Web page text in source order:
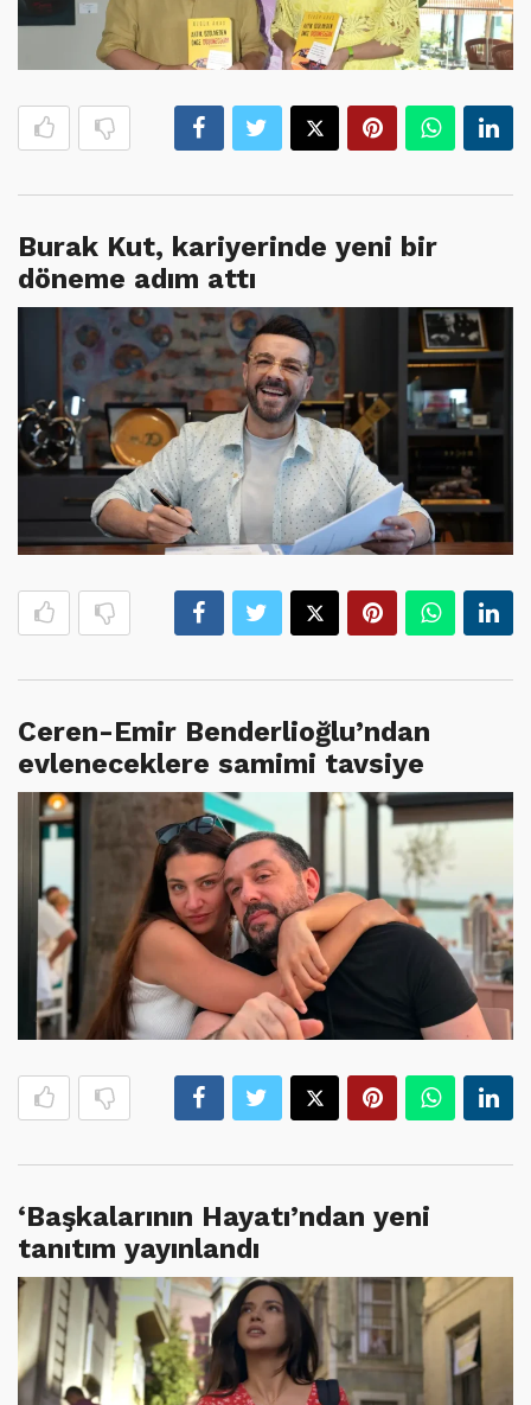
Burak Kut, kariyerinde yeni bir
döneme adım attı
Ceren-Emir Benderlioğlu’ndan
evleneceklere samimi tavsiye
‘Başkalarının Hayatı’ndan yeni
tanıtım yayınlandı